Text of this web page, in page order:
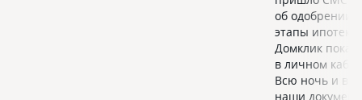
об одобрении.
этапы ипотеки
Домклик
в личном
Всю ночь и все
наши